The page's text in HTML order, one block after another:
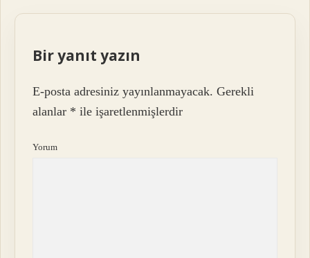
Bir yanıt yazın
E-posta adresiniz yayınlanmayacak. Gerekli
alanlar * ile işaretlenmişlerdir
Yorum